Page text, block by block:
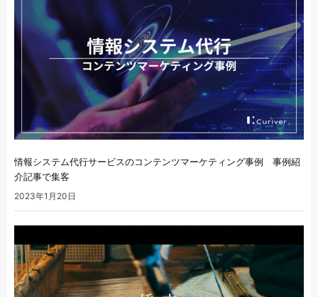
情報システム代行サービスのコンテンツマーケティング事例 事例紹
介記事で集客
2023年1月20日